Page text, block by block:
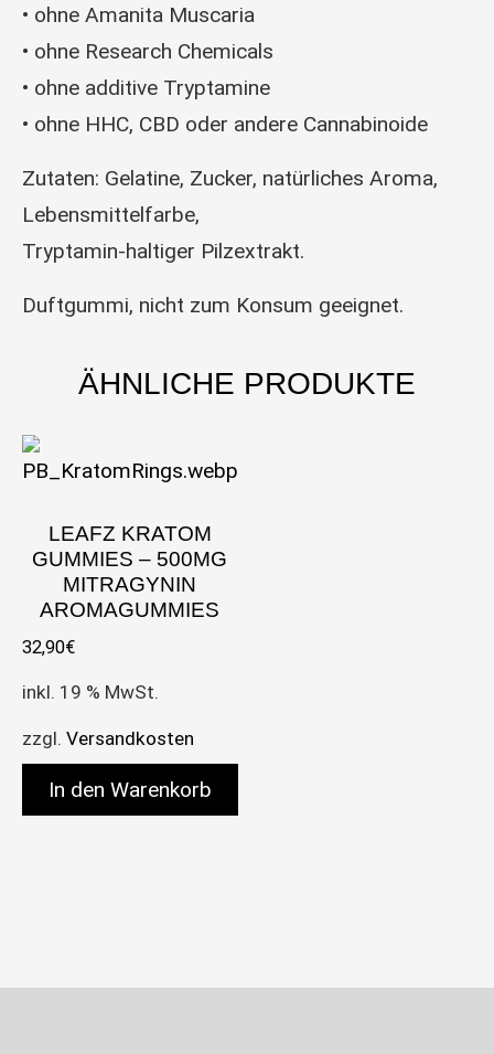
•⁠ ⁠ohne Amanita Muscaria
•⁠ ⁠ohne Research Chemicals
•⁠ ⁠ohne additive Tryptamine
•⁠ ⁠ohne HHC, CBD oder andere Cannabinoide
Zutaten: Gelatine, Zucker, natürliches Aroma,
Lebensmittelfarbe,
Tryptamin-haltiger Pilzextrakt.
Duftgummi, nicht zum Konsum geeignet.
ÄHNLICHE PRODUKTE
LEAFZ KRATOM
GUMMIES – 500MG
MITRAGYNIN
AROMAGUMMIES
32,90€
inkl. 19 % MwSt.
zzgl. Versandkosten
In den Warenkorb